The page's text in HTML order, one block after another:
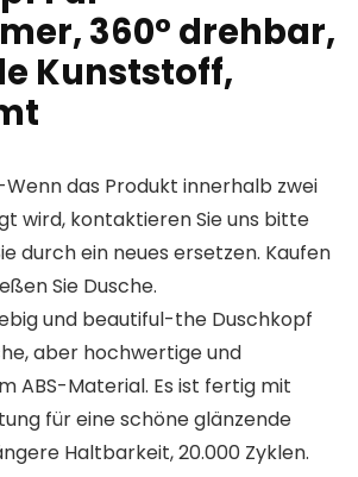
360° drehbar,
Kunststoff,
das Produkt innerhalb zwei
wird, kontaktieren Sie uns bitte
durch ein neues ersetzen. Kaufen
Sie Dusche.
und beautiful-the Duschkopf
aber hochwertige und
ABS-Material. Es ist fertig mit
für eine schöne glänzende
Haltbarkeit, 20.000 Zyklen.